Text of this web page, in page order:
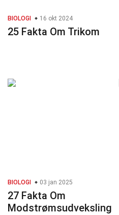
BIOLOGI 16 okt 2024
25 Fakta Om Trikom
BIOLOGI 03 jan 2025
27 Fakta Om
Modstrømsudveksling